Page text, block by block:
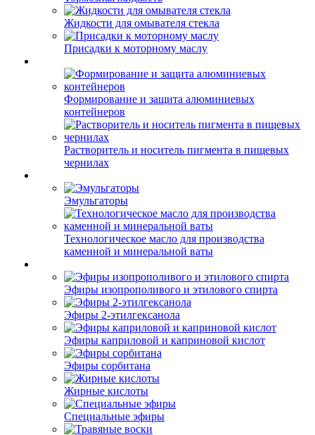
Жидкости для омывателя стекла
Присадки к моторному маслу
Формирование и защита алюминиевых
контейнеров
Растворитель и носитель пигмента в пищевых
чернилах
Эмульгаторы
Технологическое масло для производства
каменной и минеральной ваты
Эфиры изопрополивого и этилового спирта
Эфиры 2-этилгексанола
Эфиры каприловой и каприновой кислот
Эфиры сорбитана
Жирные кислоты
Специальные эфиры